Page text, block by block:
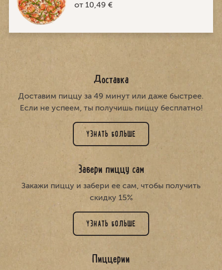
от 10,49 €
Доставка
Доставим пиццу за 49 минут или даже быстрее.
Если не успеем, ты получишь пиццу бесплатно!
УЗНАТЬ БОЛЬШЕ
Забери пиццу сам
Закажи пиццу и забери ее сам, чтобы получить
скидку 15%
УЗНАТЬ БОЛЬШЕ
Пиццерии